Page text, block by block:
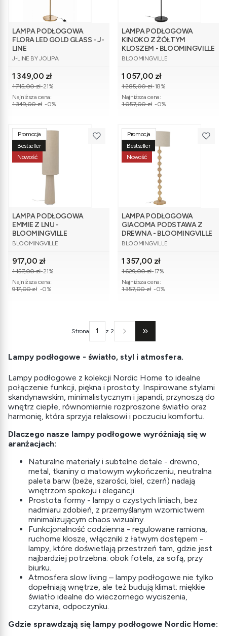
LAMPA PODŁOGOWA
FLORA LED GOLD GLASS - J-
LINE
PRODUCENT
J-LINE BY JOLIPA
Cena promocyjna
1 349,00 zł
1 715,00 zł-21%
Najniższa cena:
1 349,00 zł -0%
LAMPA PODŁOGOWA
KINOKO Z ŻÓŁTYM
KLOSZEM - BLOOMINGVILLE
PRODUCENT
BLOOMINGVILLE
Cena promocyjna
1 057,00 zł
1 285,00 zł-18%
Najniższa cena:
1 057,00 zł -0%
Promocja
Bestseller
Nowość
LAMPA PODŁOGOWA
EMMIE Z LNU -
BLOOMINGVILLE
PRODUCENT
BLOOMINGVILLE
Cena promocyjna
917,00 zł
1 157,00 zł-21%
Najniższa cena:
917,00 zł -0%
Promocja
Bestseller
Nowość
LAMPA PODŁOGOWA
GIACOMA PODSTAWA Z
DREWNA - BLOOMINGVILLE
PRODUCENT
BLOOMINGVILLE
Cena promocyjna
1 357,00 zł
1 629,00 zł-17%
Najniższa cena:
1 357,00 zł -0%
Strona z 2 Przejdź do ostatniej
Lampy podłogowe - światło, styl i atmosfera.
Lampy podłogowe z kolekcji Nordic Home to idealne
połączenie funkcji, piękna i prostoty. Inspirowane stylami
skandynawskim, minimalistycznym i japandi, przynoszą do
wnętrz ciepłe, równomiernie rozproszone światło oraz
harmonię, która sprzyja relaksowi i poczuciu komfortu.
Dlaczego nasze lampy podłogowe wyróżniają się w
aranżacjach:
Naturalne materiały i subtelne detale - drewno,
metal, tkaniny o matowym wykończeniu, neutralna
paleta barw (beże, szarości, biel, czerń) nadają
wnętrzom spokoju i elegancji.
Prostota formy - lampy o czystych liniach, bez
nadmiaru zdobień, z przemyślanym wzornictwem
minimalizującym chaos wizualny.
Funkcjonalność codzienna - regulowane ramiona,
ruchome klosze, włączniki z łatwym dostępem -
lampy, które doświetlają przestrzeń tam, gdzie jest
najbardziej potrzebna: obok fotela, za sofą, przy
biurku.
Atmosfera slow living – lampy podłogowe nie tylko
dopełniają wnętrze, ale też budują klimat: miękkie
światło idealne do wieczornego wyciszenia,
czytania, odpoczynku.
Gdzie sprawdzają się lampy podłogowe Nordic Home: